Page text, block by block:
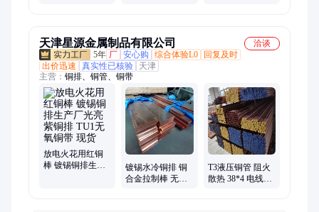
天津星源金属制品有限公司
洽谈
5年 厂 安心购 综合体验L0
回复及时
出价迅速
真实性已核验
天津
主营： 铜排、铜管、铜带
放电火花用红铜
棒 镀锡铜排生产
镀锡水冷铜排 铜
合金拉制棒 无氧
T3液压铜管 阻火
散热 38*4 电线遮